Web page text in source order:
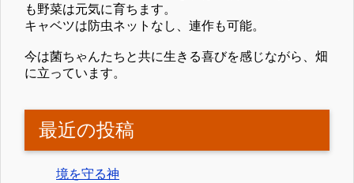
も野菜は元気に育ちます。
キャベツは防虫ネットなし、連作も可能。
今は菌ちゃんたちと共に生きる喜びを感じながら、畑
に立っています。
最近の投稿
境を守る神